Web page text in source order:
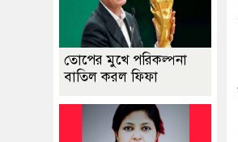
তোপের মুখে পরিকল্পনা
বাতিল করল ফিফা